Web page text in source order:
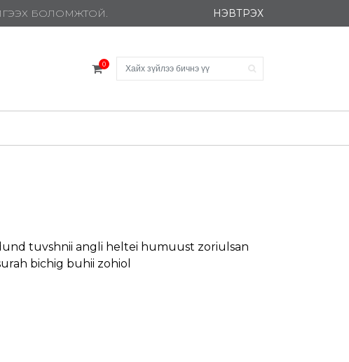
БОЛОМЖТОЙ. НЭВТРЭХ
0
tuvshnii angli heltei humuust zoriulsan
bichig buhii zohiol